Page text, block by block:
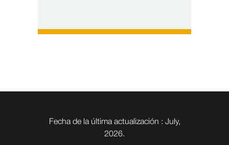
Fecha de la última actualización : July,
2026.